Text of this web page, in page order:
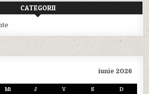
CATEGORII
iunie 2026
Mi J V S D